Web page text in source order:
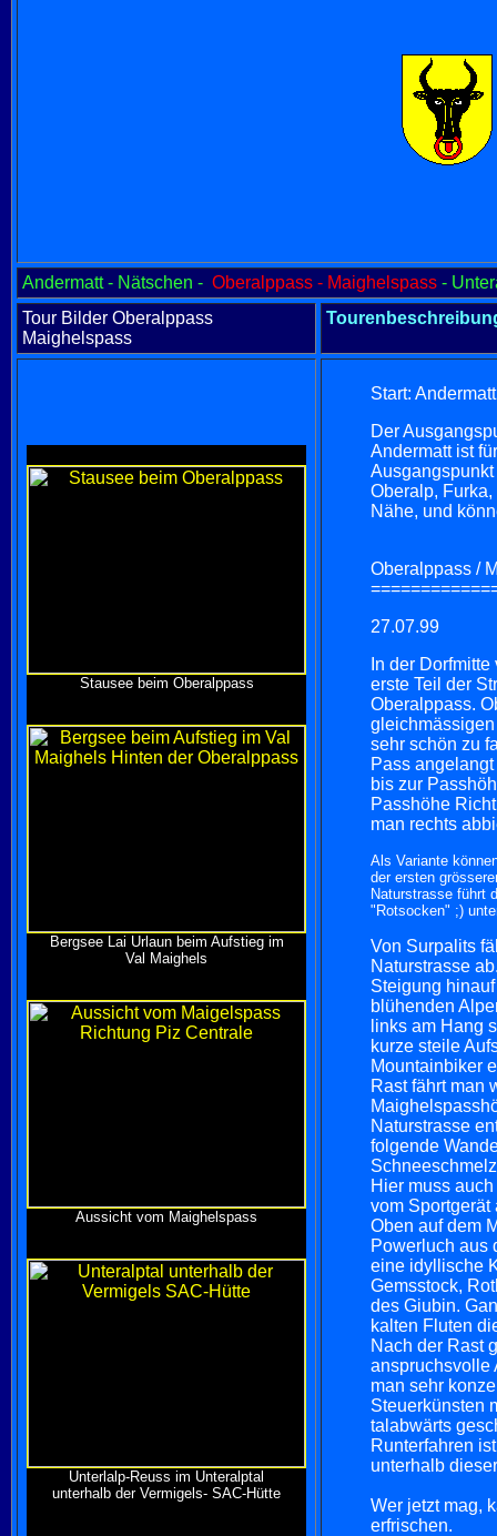
Andermatt - Nätschen - Oberalppass - Maighelspass -
Tour Bilder Oberalppass
Maighelspass
Stausee beim Oberalppass
Bergsee Lai Urlaun beim Aufstieg im
Val Maighels
Aussicht vom Maighelspass
Unterlalp-Reuss im Unteralptal
unterhalb der Vermigels- SAC-Hütte
Start: Andermatt
Der
Andermatt ist
Oberalp,
Nähe, und
Oberalppass /
27.07.99
In der
erste Teil der
Oberalppass.
sehr schön zu
Pass
bis zur
Passhöhe
man rechts
Als Variante
der ersten
Naturstrasse führt
"Rotsocken" ;)
Von Surpalits
Naturstrasse
Steigung
blühenden
links am Hang
kurze steile
Mountainbiker
Rast fährt man
Naturstrasse
folgende
Hier muss
vom Sportgerät
Oben auf dem
Powerluch aus
eine idyllische
Gemsstock,
des Giubin.
kalten Fluten
Nach der Rast
anspruchsvolle
man sehr
Steuerkünsten
talabwärts
Runterfahren
unterhalb
Wer jetzt mag,
erfrischen.